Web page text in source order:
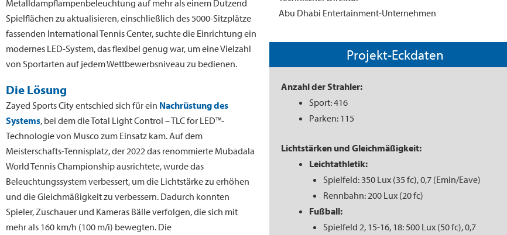
Metalldampflampenbeleuchtung auf mehr als einem Dutzend
Spielflächen zu aktualisieren, einschließlich des 5000-Sitzplätze
fassenden International Tennis Center, suchte die Einrichtung ein
modernes LED-System, das flexibel genug war, um eine Vielzahl
von Sportarten auf jedem Wettbewerbsniveau zu bedienen.
Die Lösung
Zayed Sports City entschied sich für ein Nachrüstung des
Systems, bei dem die Total Light Control – TLC for LED™-
Technologie von Musco zum Einsatz kam. Auf dem
Meisterschafts-Tennisplatz, der 2022 das renommierte Mubadala
World Tennis Championship ausrichtete, wurde das
Beleuchtungssystem verbessert, um die Lichtstärke zu erhöhen
und die Gleichmäßigkeit zu verbessern. Dadurch konnten
Spieler, Zuschauer und Kameras Bälle verfolgen, die sich mit
mehr als 160 km/h (100 m/i) bewegten. Die
Abu Dhabi Entertainment-Unternehmen
Projekt-Eckdaten
Anzahl der Strahler:
Sport: 416
Parken: 115
Lichtstärken und Gleichmäßigkeit:
Leichtathletik:
Spielfeld: 350 Lux (35 fc), 0,7 (Emin/Eave)
Rennbahn: 200 Lux (20 fc)
Fußball:
Spielfeld 2, 15-16, 18: 500 Lux (50 fc), 0,7